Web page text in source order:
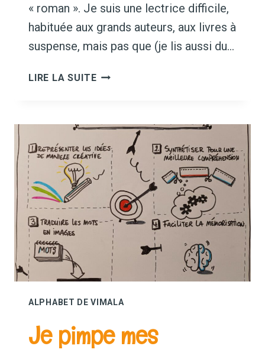
« roman ». Je suis une lectrice difficile,
habituée aux grands auteurs, aux livres à
suspense, mais pas que (je lis aussi du…
LIRE LA SUITE1001
ALPHABET DE VIMALA
Je pimpe mes